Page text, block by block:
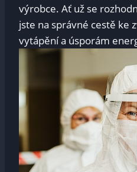
výrobce. Ať už se
jste na správné cestě ke
vytápění a úsporám